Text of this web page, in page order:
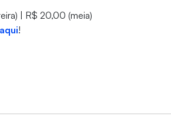
| R$ 20,00 (meia)
aqui!